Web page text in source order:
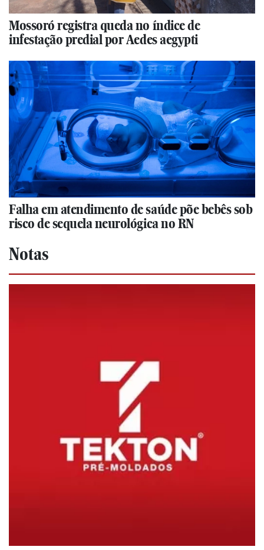
Mossoró registra queda no índice de
infestação predial por Aedes aegypti
Falha em atendimento de saúde põe bebês sob
risco de sequela neurológica no RN
Notas